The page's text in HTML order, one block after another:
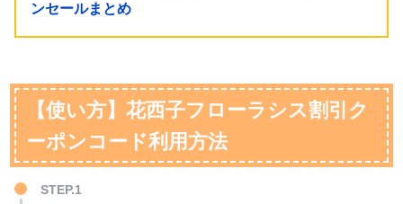
ンセールまとめ
【使い方】花西子フローラシス割引ク
ーポンコード利用方法
STEP.1